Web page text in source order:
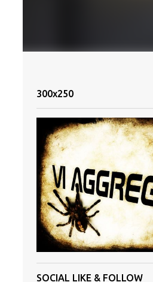
300x250
SOCIAL LIKE & FOLLOW